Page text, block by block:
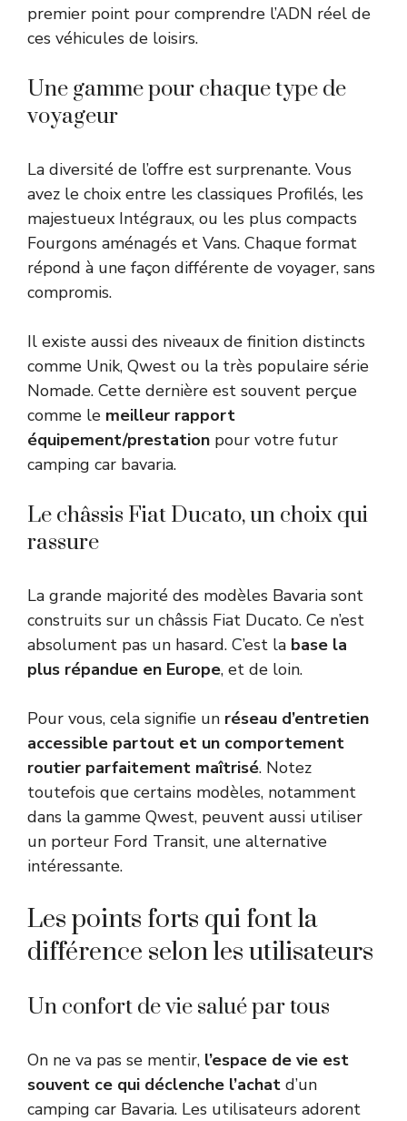
premier point pour comprendre l’ADN réel de
ces véhicules de loisirs.
Une gamme pour chaque type de
voyageur
La diversité de l’offre est surprenante. Vous
avez le choix entre les classiques Profilés, les
majestueux Intégraux, ou les plus compacts
Fourgons aménagés et Vans. Chaque format
répond à une façon différente de voyager, sans
compromis.
Il existe aussi des niveaux de finition distincts
comme Unik, Qwest ou la très populaire série
Nomade. Cette dernière est souvent perçue
comme le meilleur rapport
équipement/prestation pour votre futur
camping car bavaria.
Le châssis Fiat Ducato, un choix qui
rassure
La grande majorité des modèles Bavaria sont
construits sur un châssis Fiat Ducato. Ce n’est
absolument pas un hasard. C’est la base la
plus répandue en Europe, et de loin.
Pour vous, cela signifie un réseau d’entretien
accessible partout et un comportement
routier parfaitement maîtrisé. Notez
toutefois que certains modèles, notamment
dans la gamme Qwest, peuvent aussi utiliser
un porteur Ford Transit, une alternative
intéressante.
Les points forts qui font la
différence selon les utilisateurs
Un confort de vie salué par tous
On ne va pas se mentir, l’espace de vie est
souvent ce qui déclenche l’achat d’un
camping car Bavaria. Les utilisateurs adorent